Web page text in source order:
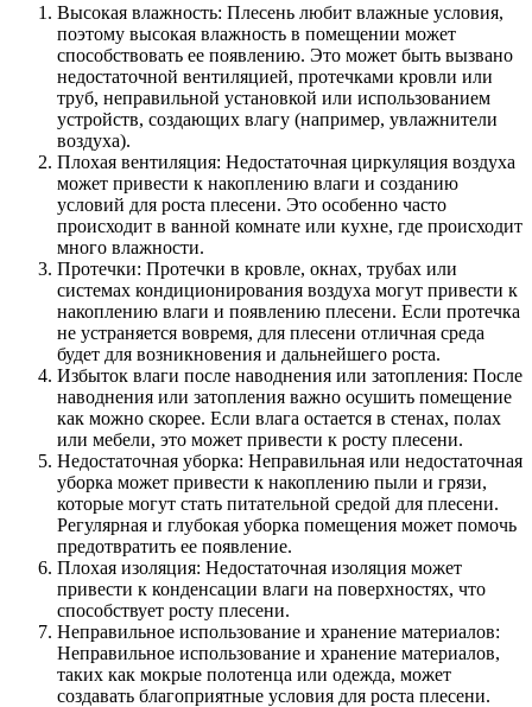
Высокая влажность: Плесень любит влажные условия,
поэтому высокая влажность в помещении может
способствовать ее появлению. Это может быть вызвано
недостаточной вентиляцией, протечками кровли или
труб, неправильной установкой или использованием
устройств, создающих влагу (например, увлажнители
воздуха).
Плохая вентиляция: Недостаточная циркуляция воздуха
может привести к накоплению влаги и созданию
условий для роста плесени. Это особенно часто
происходит в ванной комнате или кухне, где происходит
много влажности.
Протечки: Протечки в кровле, окнах, трубах или
системах кондиционирования воздуха могут привести к
накоплению влаги и появлению плесени. Если протечка
не устраняется вовремя, для плесени отличная среда
будет для возникновения и дальнейшего роста.
Избыток влаги после наводнения или затопления: После
наводнения или затопления важно осушить помещение
как можно скорее. Если влага остается в стенах, полах
или мебели, это может привести к росту плесени.
Недостаточная уборка: Неправильная или недостаточная
уборка может привести к накоплению пыли и грязи,
которые могут стать питательной средой для плесени.
Регулярная и глубокая уборка помещения может помочь
предотвратить ее появление.
Плохая изоляция: Недостаточная изоляция может
привести к конденсации влаги на поверхностях, что
способствует росту плесени.
Неправильное использование и хранение материалов:
Неправильное использование и хранение материалов,
таких как мокрые полотенца или одежда, может
создавать благоприятные условия для роста плесени.